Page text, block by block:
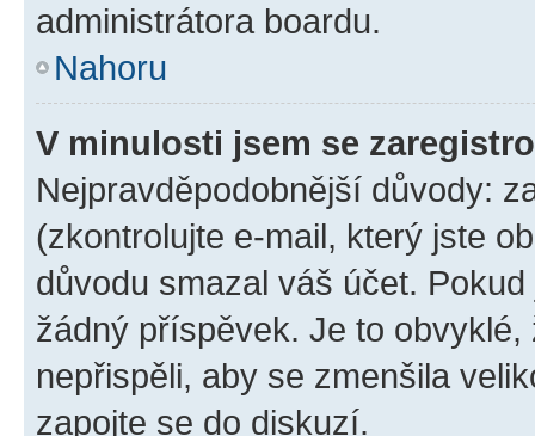
administrátora boardu.
Nahoru
V minulosti jsem se
Nejpravděpodobnější důvody:
(zkontrolujte e-mail, který jste
důvodu smazal váš účet.
žádný příspěvek. Je to
nepřispěli, aby se zmenšila
zapojte se do diskuzí.